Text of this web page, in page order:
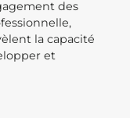
des
la capacité
et